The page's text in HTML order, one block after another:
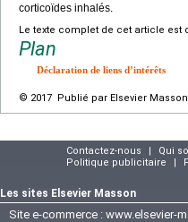
corticoïdes inhalés.
Le texte complet de cet article est
Plan
Déclaration de liens d’intérêts
© 2017 Publié par Elsevier Masson
Contactez-nous | Qui
Politique publicitaire
|
Les sites Elsevier Masson
Site e-commerce : www.elsevier-